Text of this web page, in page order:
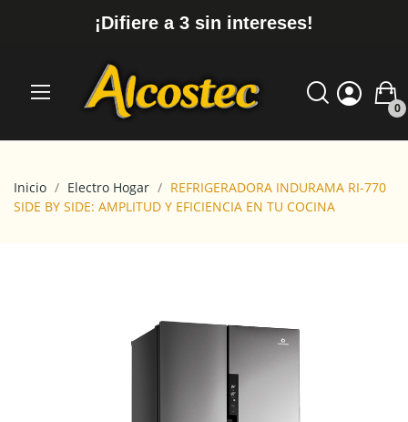
¡Difiere a 3 sin intereses!
0
Inicio Electro Hogar
REFRIGERADORA INDURAMA RI-770
SIDE BY SIDE: AMPLITUD Y EFICIENCIA EN TU COCINA